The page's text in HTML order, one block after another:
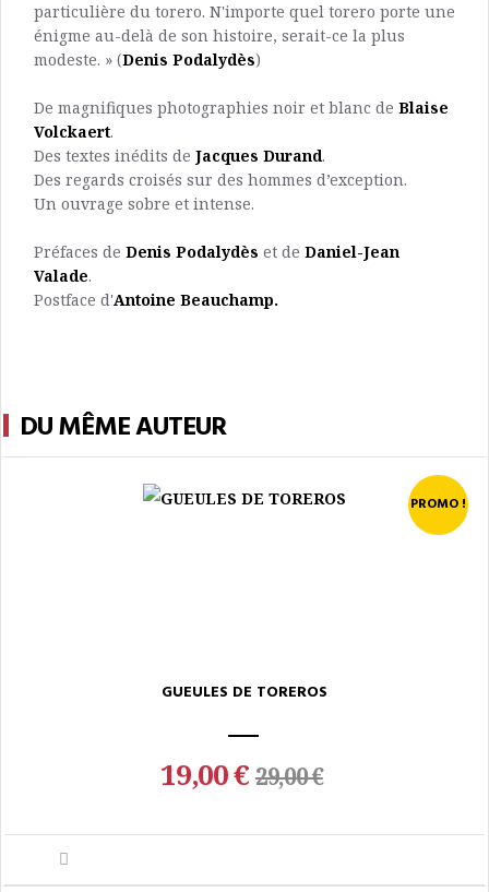
particulière du torero. N'importe quel torero porte une
énigme au-delà de son histoire, serait-ce la plus
modeste. » (Denis Podalydès)
De magnifiques photographies noir et blanc de Blaise
Volckaert.
Des textes inédits de Jacques Durand.
Des regards croisés sur des hommes d’exception.
Un ouvrage sobre et intense.
Préfaces de Denis Podalydès et de Daniel-Jean
Valade.
Postface d'Antoine Beauchamp.
DU MÊME AUTEUR
PROMO !
GUEULES DE TOREROS
19,00 € 29,00 €